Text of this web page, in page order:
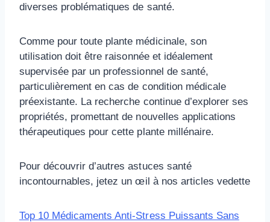
diverses problématiques de santé.
Comme pour toute plante médicinale, son
utilisation doit être raisonnée et idéalement
supervisée par un professionnel de santé,
particulièrement en cas de condition médicale
préexistante. La recherche continue d’explorer ses
propriétés, promettant de nouvelles applications
thérapeutiques pour cette plante millénaire.
Pour découvrir d’autres astuces santé
incontournables, jetez un œil à nos articles vedette
Top 10 Médicaments Anti-Stress Puissants Sans